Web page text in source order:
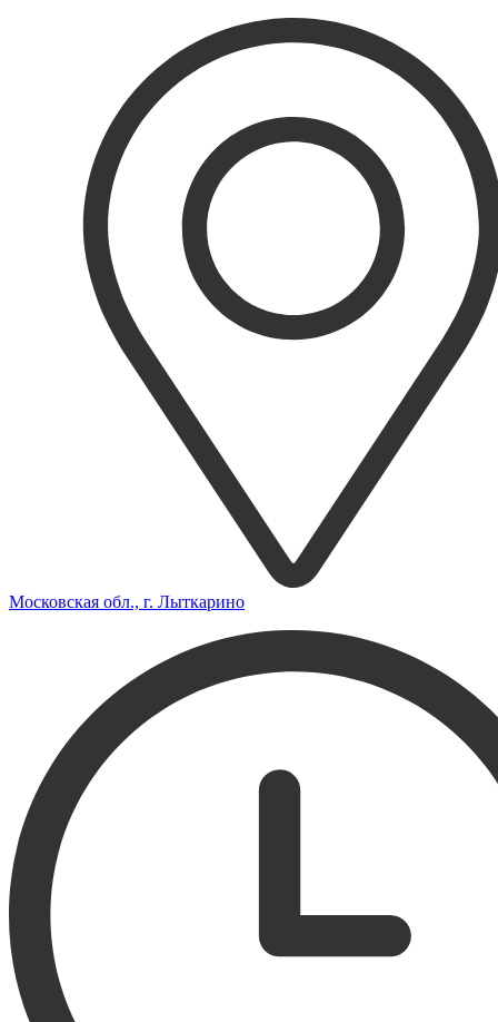
Московская обл., г. Лыткарино